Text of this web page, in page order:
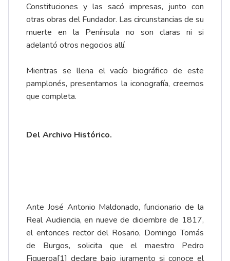
Constituciones y las sacó impresas, junto con
otras obras del Fundador. Las circunstancias de su
muerte en la Península no son claras ni si
adelantó otros negocios allí.
Mientras se llena el vacío biográfico de este
pamplonés, presentamos la iconografía, creemos
que completa.
Del Archivo Histórico.
Ante José Antonio Maldonado, funcionario de la
Real Audiencia, en nueve de diciembre de 1817,
el entonces rector del Rosario, Domingo Tomás
de Burgos, solicita que el maestro Pedro
Figueroa[1] declare bajo juramento si conoce el